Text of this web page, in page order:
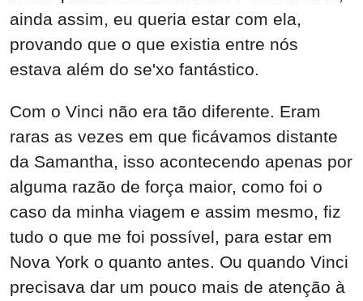
ainda assim, eu queria estar com ela,
provando que o que existia entre nós
estava além do se'xo fantástico.
Com o Vinci não era tão diferente. Eram
raras as vezes em que ficávamos distante
da Samantha, isso acontecendo apenas por
alguma razão de força maior, como foi o
caso da minha viagem e assim mesmo, fiz
tudo o que me foi possível, para estar em
Nova York o quanto antes. Ou quando Vinci
precisava dar um pouco mais de atenção à